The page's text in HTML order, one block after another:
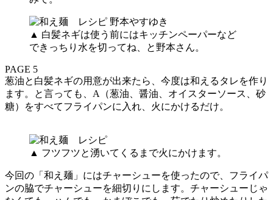
▲ 白髪ネギは使う前にはキッチンペーパーなど
できっちり水を切ってね、と野本さん。
PAGE 5
葱油と白髪ネギの用意が出来たら、今度は和えるタレを作り
ます。と言っても、A（葱油、醤油、オイスターソース、砂
糖）をすべてフライパンに入れ、火にかけるだけ。
▲ フツフツと湧いてくるまで火にかけます。
今回の「和え麺」にはチャーシューを使ったので、フライパ
ンの脇でチャーシューを細切りにします。チャーシューじゃ